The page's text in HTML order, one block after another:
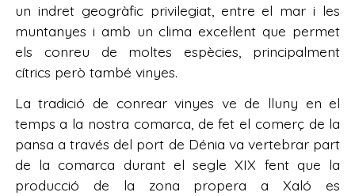
un indret geogràfic privilegiat, entre el mar i les
muntanyes i amb un clima excel·lent que permet
els conreu de moltes espècies, principalment
cítrics però també vinyes.
La tradició de conrear vinyes ve de lluny en el
temps a la nostra comarca, de fet el comerç de la
pansa a través del port de Dénia va vertebrar part
de la comarca durant el segle XIX fent que la
producció de la zona propera a Xaló es